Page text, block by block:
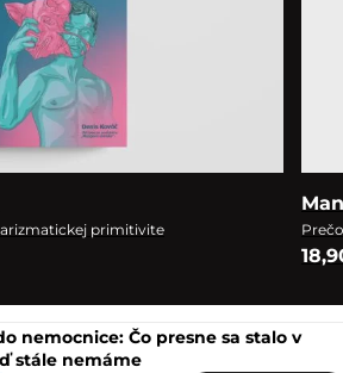
primitivite
nemocnice: Čo presne sa stalo v
stále nemáme